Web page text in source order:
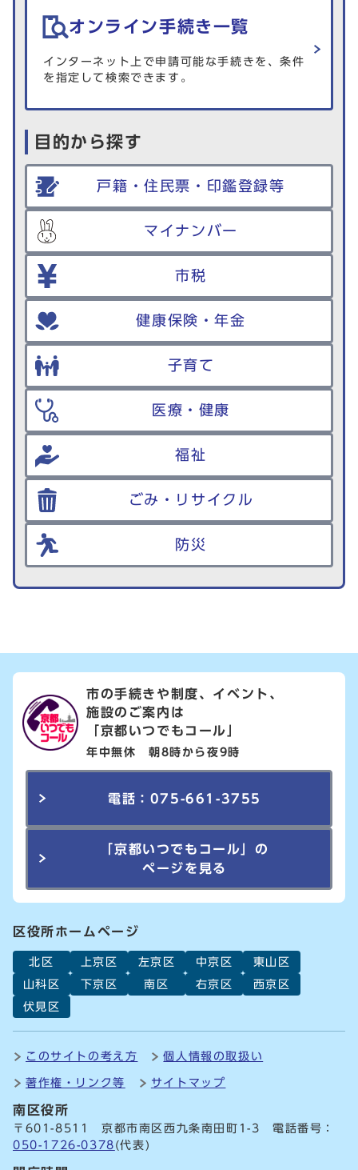
オンライン手続き一覧
インターネット上で申請可能な手続きを、条件
を指定して検索できます。
目的から探す
戸籍・住民票・印鑑登録等
マイナンバー
市税
健康保険・年金
子育て
医療・健康
福祉
ごみ・リサイクル
防災
市の手続きや制度、イベント、
施設のご案内は
「京都いつでもコール」
年中無休 朝8時から夜9時
電話：075-661-3755
「京都いつでもコール」の
ページを見る
区役所ホームページ
北区 上京区 左京区 中京区
東山区
山科区
下京区 南区 右京区
西京区
伏見区
このサイトの考え方 個人情報の取扱い
著作権・リンク等 サイトマップ
南区役所
〒601-8511 京都市南区西九条南田町1-3 電話番号：
050-1726-0378 (代表)